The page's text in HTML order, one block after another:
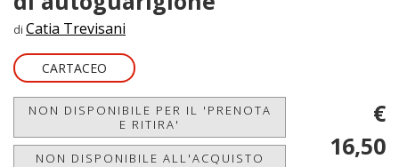
di Catia Trevisani
CARTACEO
NON DISPONIBILE PER IL 'PRENOTA
E RITIRA'
NON DISPONIBILE ALL'ACQUISTO
€
16,50